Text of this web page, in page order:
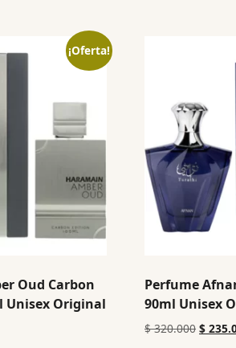
¡Oferta!
Oud Carbon
Unisex Original
Perfume
90ml Unisex
$320.000 $